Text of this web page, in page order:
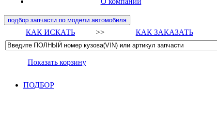
подбор запчасти по модели автомобиля
КАК ИСКАТЬ >> КАК ЗАКАЗАТЬ
Показать корзину
ПОДБОР